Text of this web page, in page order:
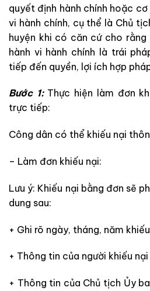
quyết định hành chính hoặc
vi hành chính, cụ thể là Chủ
huyện khi có căn cứ cho rằng
hành vi hành chính là trái
tiếp đến quyền, lợi ích hợp
Bước 1:Thực hiện làm đơn
trực tiếp:
Công dân có thể khiếu nại
– Làm đơn khiếu nại:
Lưu ý: Khiếu nại bằng đơn sẽ
dung sau:
+ Ghi rõ ngày, tháng, năm
+ Thông tin của người khiếu
+ Thông tin của Chủ tịch Ủy